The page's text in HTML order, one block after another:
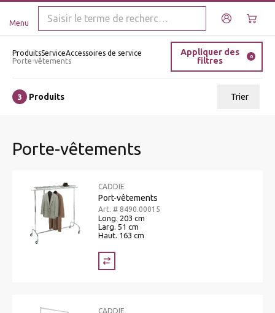
Menu
ProduitsServiceAccessoires de service
Porte-vêtements
Appliquer des
filtres
0
3 Produits Trier
Porte-vêtements
CADDIE
Port-vêtements
Art. # 8490.00015
Long. 203 cm
Larg. 51 cm
Haut. 163 cm
CADDIE